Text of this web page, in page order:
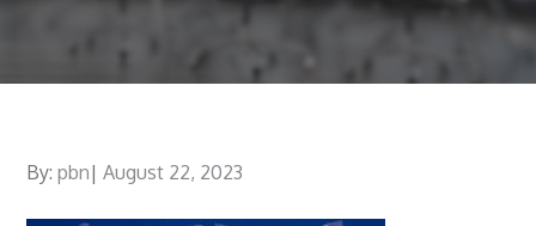
By:pbn Posted
August 22, 2023